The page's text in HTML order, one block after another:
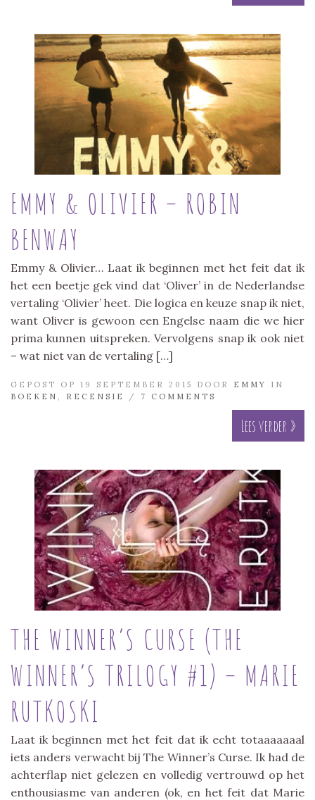
EMMY & OLIVIER – ROBIN
BENWAY
Emmy & Olivier… Laat ik beginnen met het feit dat ik
het een beetje gek vind dat ‘Oliver’ in de Nederlandse
vertaling ‘Olivier’ heet. Die logica en keuze snap ik niet,
want Oliver is gewoon een Engelse naam die we hier
prima kunnen uitspreken. Vervolgens snap ik ook niet
– wat niet van de vertaling […]
GEPOST OP 19 SEPTEMBER 2015 DOOR EMMY
IN
BOEKEN
RECENSIE / 7 COMMENTS
Lees verder »
THE WINNER’S CURSE (THE
WINNER’S TRILOGY #1) – MARIE
RUTKOSKI
Laat ik beginnen met het feit dat ik echt totaaaaaaal
iets anders verwacht bij The Winner’s Curse. Ik had de
achterflap niet gelezen en volledig vertrouwd op het
enthousiasme van anderen (ok, en het feit dat Marie